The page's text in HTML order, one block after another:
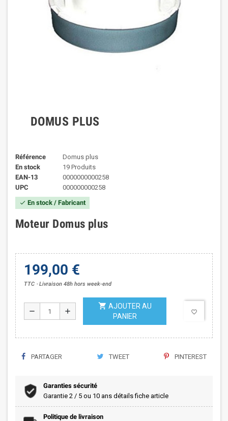
DOMUS PLUS
Référence
Domus plus
En stock
19 Produits
EAN-13
0000000000258
UPC
000000000258
check En stock / Fabricant
Moteur Domus plus
199,00 €
TTC Livraison 48h hors week-end
remove add
shopping_cart AJOUTER AU
PANIER
favorite_border
PARTAGER TWEET PINTEREST
Garanties sécurité
Garantie 2 / 5 ou 10 ans détails fiche article
Politique de livraison